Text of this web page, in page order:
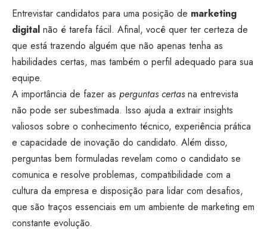
Entrevistar candidatos para uma posição de marketing
digital não é tarefa fácil. Afinal, você quer ter certeza de
que está trazendo alguém que não apenas tenha as
habilidades certas, mas também o perfil adequado para sua
equipe.
A importância de fazer as perguntas certasna entrevista
não pode ser subestimada. Isso ajuda a extrair insights
valiosos sobre o conhecimento técnico, experiência prática
e capacidade de inovação do candidato. Além disso,
perguntas bem formuladas revelam como o candidato se
comunica e resolve problemas, compatibilidade com a
cultura da empresa e disposição para lidar com desafios,
que são traços essenciais em um ambiente de marketing em
constante evolução.